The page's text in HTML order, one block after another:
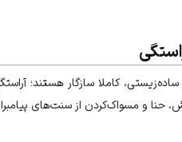
ساده‌زیستی، کاملا سازگار هستند؛
حنا و مسواک‌کردن از سنت‌های